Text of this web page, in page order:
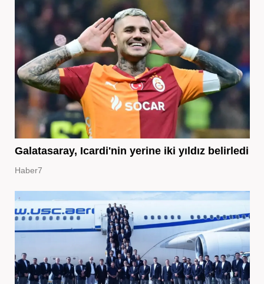
Galatasaray, Icardi'nin yerine iki yıldız belirledi
Haber7